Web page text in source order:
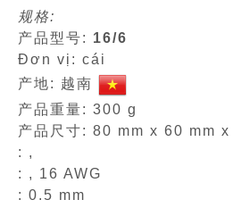
规格:
产品型号: 16/6
Đơn vị: cái
产地: 越南
产品重量: 300 g
产品尺寸: 80 mm x 60 mm
: ,
: , 16 AWG
: 0.5 mm